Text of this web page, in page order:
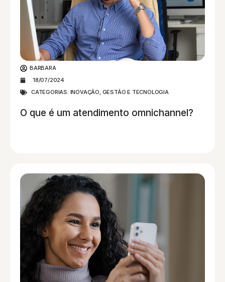
BARBARA
18/07/2024
CATEGORIAS: INOVAÇÃO, GESTÃO E TECNOLOGIA
O que é um atendimento omnichannel?